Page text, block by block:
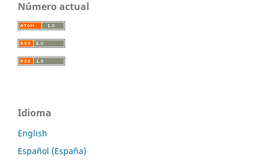
Número actual
Idioma
English
Español (España)